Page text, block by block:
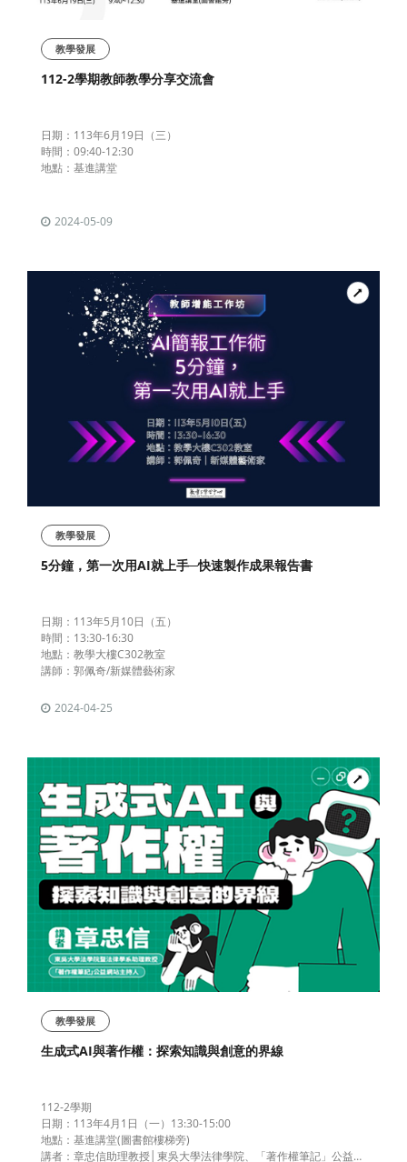
教學發展
112-2學期教師教學分享交流會
日期：113年6月19日（三）
時間：09:40-12:30
地點：基進講堂
2024-05-09
教學發展
5分鐘，第一次用AI就上手─快速製作成果報告書
日期：113年5月10日（五）
時間：13:30-16:30
地點：教學大樓C302教室
講師：郭佩奇/新媒體藝術家
2024-04-25
教學發展
生成式AI與著作權：探索知識與創意的界線
112-2學期
日期：113年4月1日（一）13:30-15:00
地點：基進講堂(圖書館樓梯旁)
講者：章忠信助理教授│東吳大學法律學院、「著作權筆記」公益網